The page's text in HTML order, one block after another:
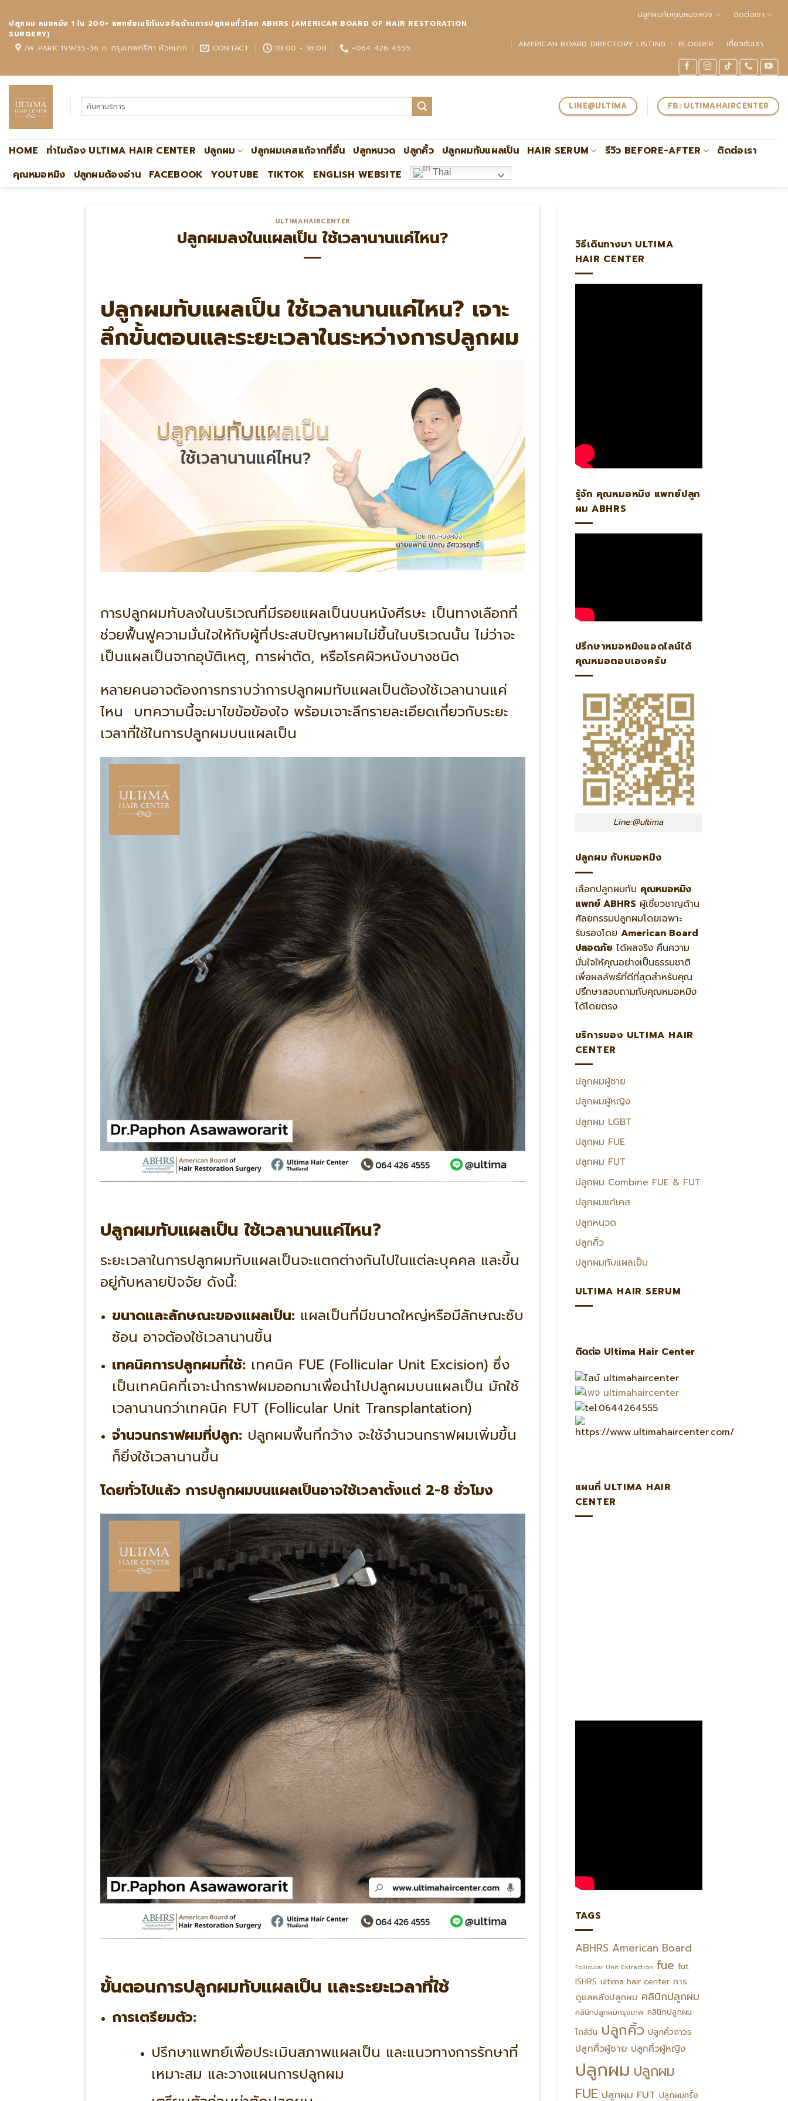
content
ปลูกผม หมอหมิง 1 ใน 200+ แพทย์อเมริกันบอร์ดด้านการปลูกผมทั่วโลก ABHRS (AMERICAN BOARD OF HAIR RESTORATION
SURGERY)
JW PARK 199/35-36 ถ. กรุงเทพกรีฑา หัวหมาก CONTACT 10:00 - 18:00 +064 426 4555
ปลูกผมกับคุณหมอหมิง ติดต่อเรา
AMERICAN BOARD DIRECTORY LISTING BLOGGER เกี่ยวกับเรา
LINE@ULTIMA FB: ULTIMAHAIRCENTER
HOME ทำไมต้อง ULTIMA HAIR CENTER ปลูกผม ปลูกผมเคสแก้จากที่อื่น ปลูกหนวด ปลูกคิ้ว ปลูกผมทับแผลเป็น HAIR SERUM รีวิว BEFORE-AFTER
ติดต่อเรา
คุณหมอหมิง
ปลูกผมต้องอ่าน FACEBOOK YOUTUBE TIKTOK ENGLISH WEBSITE Thai
ULTIMAHAIRCENTER
ปลูกผมลงในแผลเป็น ใช้เวลานานแค่ไหน?
ปลูกผมทับแผลเป็น ใช้เวลานานแค่ไหน? เจาะ
ลึกขั้นตอนและระยะเวลาในระหว่างการปลูกผม
การปลูกผมทับลงในบริเวณที่มีรอยแผลเป็นบนหนังศีรษะ เป็นทางเลือกที่
ช่วยฟื้นฟูความมั่นใจให้กับผู้ที่ประสบปัญหาผมไม่ขึ้นในบริเวณนั้น ไม่ว่าจะ
เป็นแผลเป็นจากอุบัติเหตุ, การผ่าตัด, หรือโรคผิวหนังบางชนิด
หลายคนอาจต้องการทราบว่าการปลูกผมทับแผลเป็นต้องใช้เวลานานแค่
ไหน บทความนี้จะมาไขข้อข้องใจ พร้อมเจาะลึกรายละเอียดเกี่ยวกับระยะ
เวลาที่ใช้ในการปลูกผมบนแผลเป็น
ปลูกผมทับแผลเป็น ใช้เวลานานแค่ไหน?
ระยะเวลาในการปลูกผมทับแผลเป็นจะแตกต่างกันไปในแต่ละบุคคล และขึ้น
อยู่กับหลายปัจจัย ดังนี้:
ขนาดและลักษณะของแผลเป็น:แผลเป็นที่มีขนาดใหญ่หรือมีลักษณะซับ
ซ้อน อาจต้องใช้เวลานานขึ้น
เทคนิคการปลูกผมที่ใช้:เทคนิค FUE (Follicular Unit Excision) ซึ่ง
เป็นเทคนิคที่เจาะนำกราฟผมออกมาเพื่อนำไปปลูกผมบนแผลเป็น มักใช้
เวลานานกว่าเทคนิค FUT (Follicular Unit Transplantation)
จำนวนกราฟผมที่ปลูก:ปลูกผมพื้นที่กว้าง จะใช้จำนวนกราฟผมเพิ่มขึ้น
ก็ยิ่งใช้เวลานานขึ้น
โดยทั่วไปแล้ว การปลูกผมบนแผลเป็นอาจใช้เวลาตั้งแต่ 2-8 ชั่วโมง
ขั้นตอนการปลูกผมทับแผลเป็น และระยะเวลาที่ใช้
การเตรียมตัว:
ปรึกษาแพทย์เพื่อประเมินสภาพแผลเป็น และแนวทางการรักษาที่
เหมาะสม และวางแผนการปลูกผม
วิธีเดินทางมา ULTIMA
HAIR CENTER
รู้จัก คุณหมอหมิง แพทย์ปลูก
ผม ABHRS
ปรึกษาหมอหมิงแอดไลน์ได้
คุณหมอตอบเองครับ
Line:@ultima
ปลูกผม กับหมอหมิง
เลือกปลูกผมกับ คุณหมอหมิง
แพทย์ ABHRS ผู้เชี่ยวชาญด้าน
ศัลยกรรมปลูกผมโดยเฉพาะ
รับรองโดย American Board
ปลอดภัย ได้ผลจริง คืนความ
มั่นใจให้คุณอย่างเป็นธรรมชาติ
เพื่อผลลัพธ์ที่ดีที่สุดสำหรับคุณ
ปรึกษาสอบถามกับคุณหมอหมิง
ได้โดยตรง
บริการของ ULTIMA HAIR
CENTER
ปลูกผมผู้ชาย
ปลูกผมผู้หญิง
ปลูกผม LGBT
ปลูกผม FUE
ปลูกผม FUT
ปลูกผม Combine FUE & FUT
ปลูกผมแก้เคส
ปลูกหนวด
ปลูกคิ้ว
ปลูกผมทับแผลเป็น
ULTIMA HAIR SERUM
ติดต่อ Ultima Hair Center
แผนที่ ULTIMA HAIR
CENTER
TAGS
ABHRS American Board
Follicular Unit Extraction fue fut
ISHRS ultima hair center การ
ดูแลหลังปลูกผม คลินิกปลูกผม
คลินิกปลูกผมกรุงเทพ คลินิกปลูกผม
ไกล้ฉัน ปลูกคิ้ว ปลูกคิ้วถาวร
ปลูกคิ้วผู้ชาย ปลูกคิ้วผู้หญิง
ปลูกผม ปลูกผม
FUE ปลูกผม FUT ปลูกผมครั้ง